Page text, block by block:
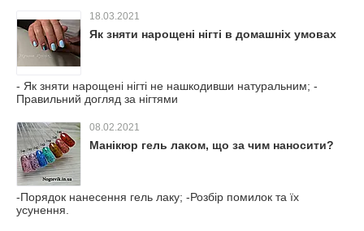
18.03.2021
Як зняти нарощені нігті в домашніх умовах
- Як зняти нарощені нігті не нашкодивши натуральним; -
Правильний догляд за нігтями
08.02.2021
Манікюр гель лаком, що за чим наносити?
-Порядок нанесення гель лаку; -Розбір помилок та їх
усунення.